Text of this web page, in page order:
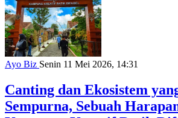
Ayo Biz Senin 11 Mei 2026, 14:31
Canting dan Ekosistem
Sempurna, Sebuah